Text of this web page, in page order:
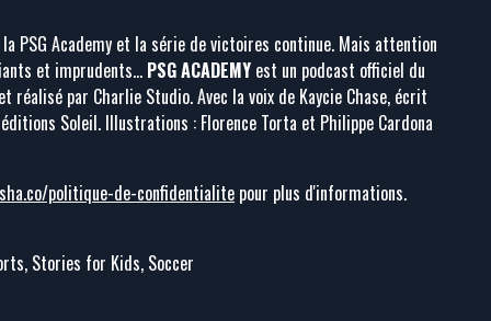
PSG Academy et la série de victoires continue. Mais attention
et imprudents… PSG ACADEMY est un podcast officiel du
réalisé par Charlie Studio. Avec la voix de Kaycie Chase, écrit
Soleil. Illustrations : Florence Torta et Philippe Cardona
politique-de-confidentialite pour plus d'informations.
Stories for Kids, Soccer